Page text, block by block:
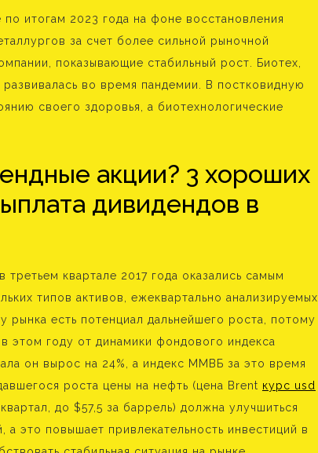
итогам 2023 года на фоне восстановления
за счет более сильной рыночной
показывающие стабильный рост. Биотех,
во время пандемии. В постковидную
своего здоровья, а биотехнологические
акции? 3 хороших
дивидендов в
квартале 2017 года оказались самым
типов активов, ежеквартально анализируемых
есть потенциал дальнейшего роста, потому
этом году от динамики фондового индекса
он вырос на 24%, а индекс ММВБ за это время
роста цены на нефть (цена Brent курс usd
до $57,5 за баррель) должна улучшиться
это повышает привлекательность инвестиций в